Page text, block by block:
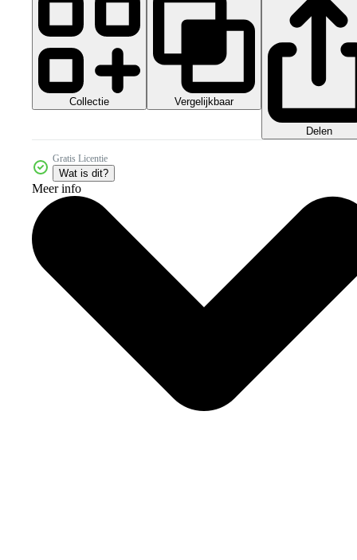
Collectie Vergelijkbaar
Delen
Gratis Licentie
Wat is dit?
Meer info